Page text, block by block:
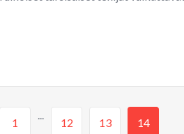
1
...
12 13 14